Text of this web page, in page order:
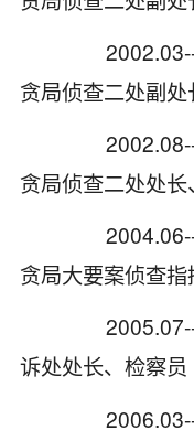
2002.03--
贪局侦查二处副处
2002.08--
贪局侦查二处处长
2004.06--
贪局大要案侦查
2005.07--
诉处处长、检察员
2006.03--